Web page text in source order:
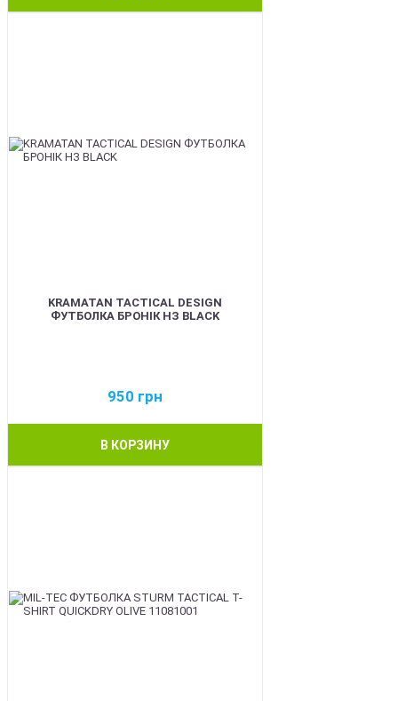
KRAMATAN TACTICAL DESIGN
ФУТБОЛКА БРОНІК НЗ BLACK
950 грн
В КОРЗИНУ